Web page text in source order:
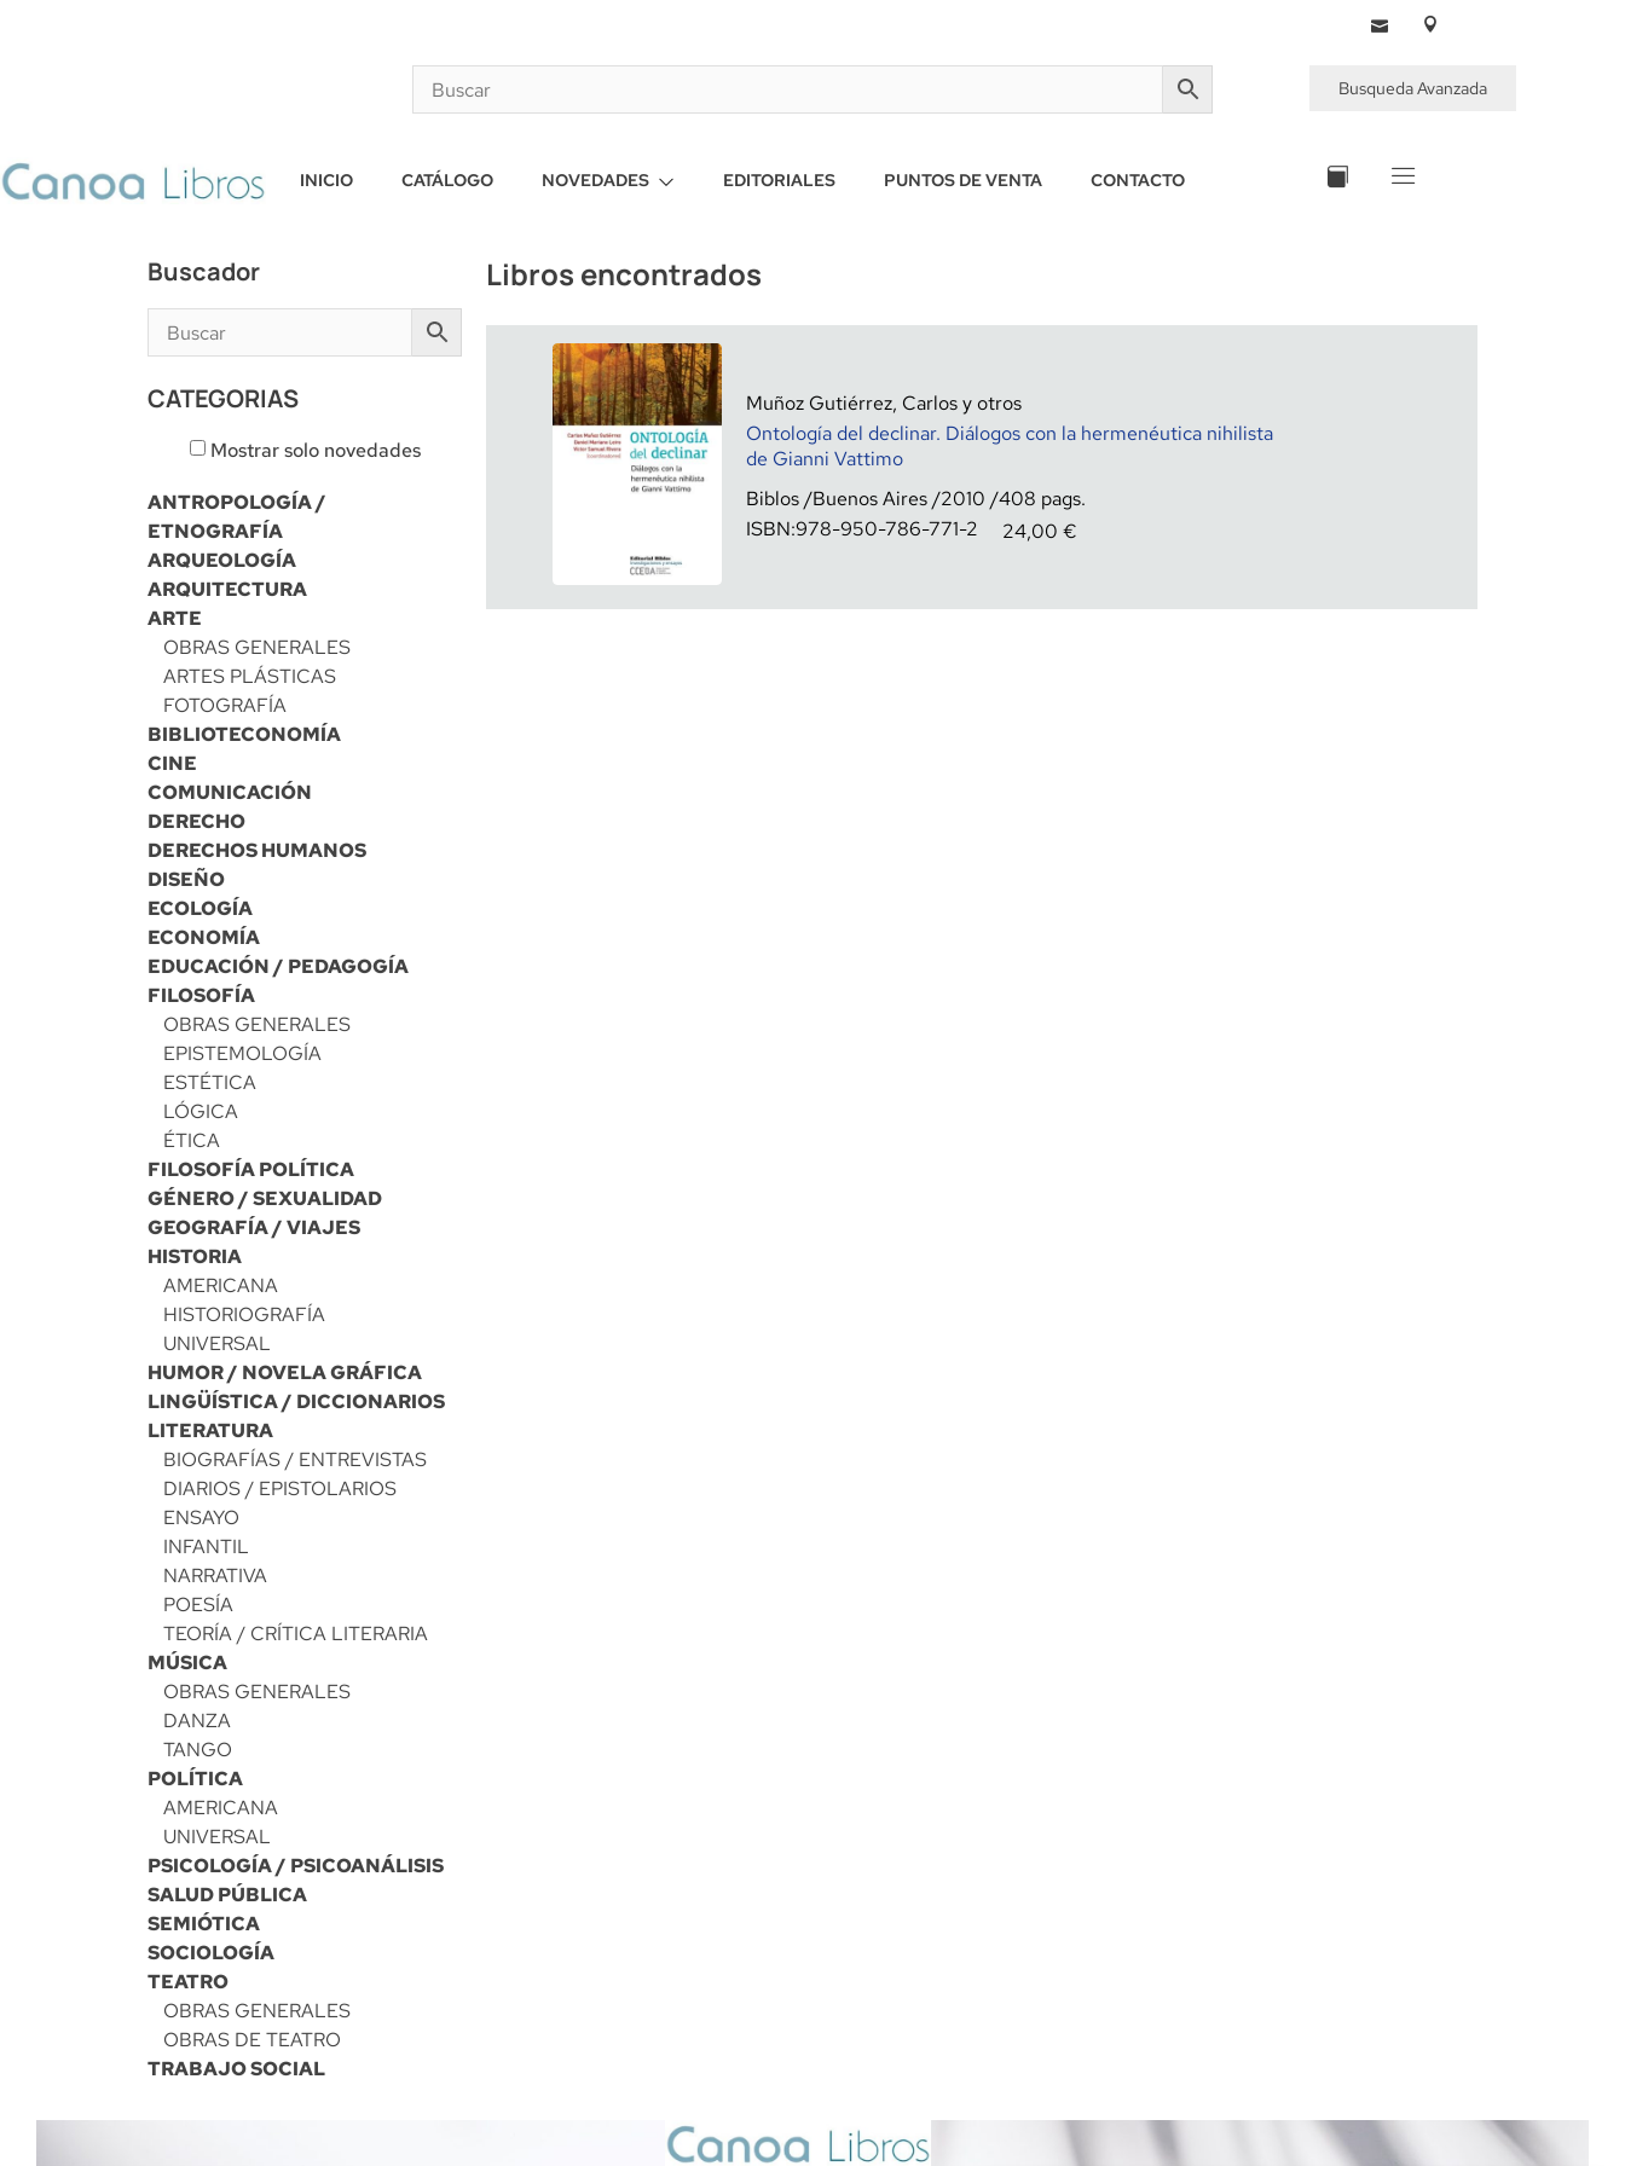
Busqueda Avanzada
INICIO CATÁLOGO NOVEDADES EDITORIALES PUNTOS DE VENTA CONTACTO
Buscador
CATEGORIAS
Mostrar solo novedades
ANTROPOLOGÍA /
ETNOGRAFÍA
ARQUEOLOGÍA
ARQUITECTURA
ARTE
OBRAS GENERALES
ARTES PLÁSTICAS
FOTOGRAFÍA
BIBLIOTECONOMÍA
CINE
COMUNICACIÓN
DERECHO
DERECHOS HUMANOS
DISEÑO
ECOLOGÍA
ECONOMÍA
EDUCACIÓN / PEDAGOGÍA
FILOSOFÍA
OBRAS GENERALES
EPISTEMOLOGÍA
ESTÉTICA
LÓGICA
ÉTICA
FILOSOFÍA POLÍTICA
GÉNERO / SEXUALIDAD
GEOGRAFÍA / VIAJES
HISTORIA
AMERICANA
HISTORIOGRAFÍA
UNIVERSAL
HUMOR / NOVELA GRÁFICA
LINGÜÍSTICA / DICCIONARIOS
LITERATURA
BIOGRAFÍAS / ENTREVISTAS
DIARIOS / EPISTOLARIOS
ENSAYO
INFANTIL
NARRATIVA
POESÍA
TEORÍA / CRÍTICA LITERARIA
MÚSICA
OBRAS GENERALES
DANZA
TANGO
POLÍTICA
AMERICANA
UNIVERSAL
PSICOLOGÍA / PSICOANÁLISIS
SALUD PÚBLICA
SEMIÓTICA
SOCIOLOGÍA
TEATRO
OBRAS GENERALES
OBRAS DE TEATRO
TRABAJO SOCIAL
Libros encontrados
Muñoz Gutiérrez, Carlos y otros
Ontología del declinar. Diálogos con la hermenéutica nihilista
de Gianni Vattimo
Biblos Buenos Aires 2010 408
ISBN:978-950-786-771-2 24,00 €